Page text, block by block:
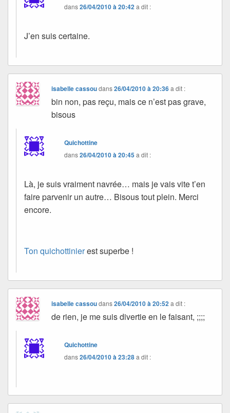
dans26/04/2010 à 20:42a dit :
J’en suis certaine.
isabelle cassoudans26/04/2010 à 20:36 a dit :
bin non, pas reçu, mais ce n’est pas grave,
bisous
Quichottine
dans26/04/2010 à 20:45a dit :
Là, je suis vraiment navrée… mais je vais vite t’en
faire parvenir un autre… Bisous tout plein. Merci
encore.
Ton quichottinierest superbe !
isabelle cassoudans26/04/2010 à 20:52 a dit :
de rien, je me suis divertie en le faisant, ;;;;
Quichottine
dans26/04/2010 à 23:28a dit :